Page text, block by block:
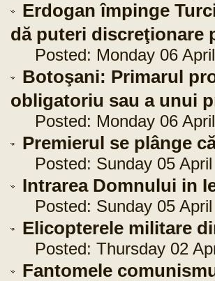
Erdogan împinge
dă puteri discreţionare
Posted: Monday 06
Botoşani: Primarul
obligatoriu sau a unui
Posted: Monday 06
Premierul se plânge
Posted: Sunday 05 April
Intrarea Domnului in
Posted: Sunday 05 April
Elicopterele militare
Posted: Thursday 02
Fantomele